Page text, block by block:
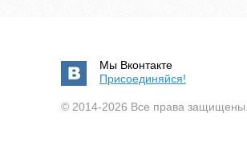
Мы Вконтакте
Присоединяйся!
© 2014-2026 Все права защищены.